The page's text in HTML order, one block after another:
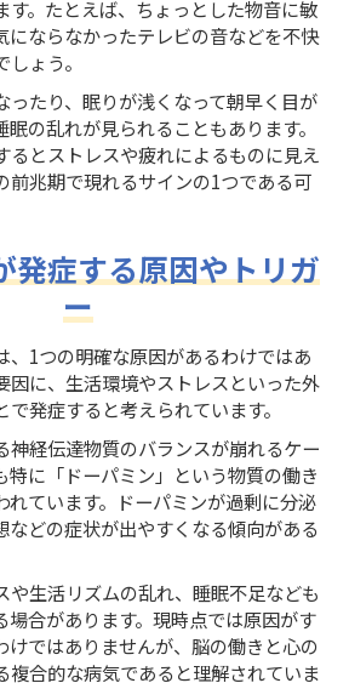
す。たとえば、ちょっとした物音に敏
にならなかったテレビの音などを不快
しょう。
ったり、眠りが浅くなって朝早く目が
眠の乱れが見られることもあります。
るとストレスや疲れによるものに見え
前兆期で現れるサインの1つである可
発症する原因やトリガ
ー
、1つの明確な原因があるわけではあ
因に、生活環境やストレスといった外
で発症すると考えられています。
神経伝達物質のバランスが崩れるケー
特に「ドーパミン」という物質の働き
れています。ドーパミンが過剰に分泌
などの症状が出やすくなる傾向がある
や生活リズムの乱れ、睡眠不足なども
場合があります。現時点では原因がす
けではありませんが、脳の働きと心の
複合的な病気であると理解されていま